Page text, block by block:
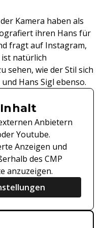
Kamera haben als
ihren Hans für
fragt auf Instagram,
ist natürlich
sehen, wie der Stil sich
Hans Sigl ebenso.
Anbietern
Youtube.
Anzeigen und
des CMP
anzuzeigen.